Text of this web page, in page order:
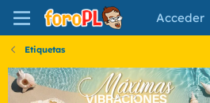
Acceder
Etiquetas